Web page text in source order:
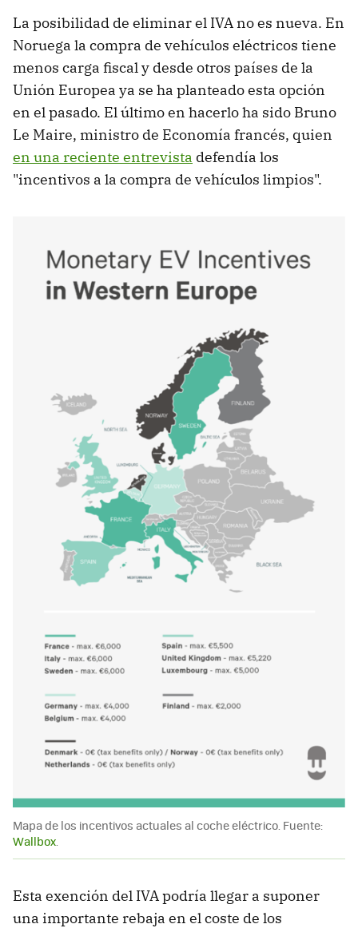
La posibilidad de eliminar el IVA no es nueva. En
Noruega la compra de vehículos eléctricos tiene
menos carga fiscal y desde otros países de la
Unión Europea ya se ha planteado esta opción
en el pasado. El último en hacerlo ha sido Bruno
Le Maire, ministro de Economía francés, quien
en una reciente entrevista defendía los
"incentivos a la compra de vehículos limpios".
Mapa de los incentivos actuales al coche eléctrico. Fuente:
Wallbox
Esta exención del IVA podría llegar a suponer
una importante rebaja en el coste de los